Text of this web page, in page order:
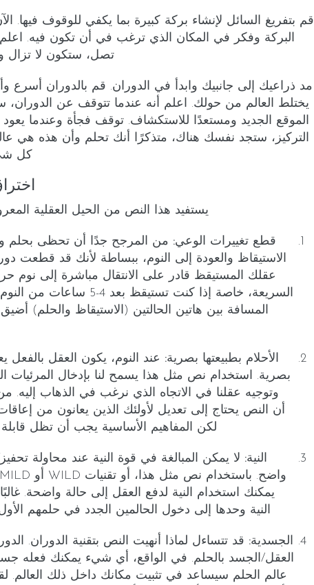
قم بتفريغ السائل لإنشاء بركة كبيرة بما يكفي للوقوف فيها.
البركة وفكر في المكان الذي ترغب في أن تكون فيه. اعلم
تصل، ستكون لا تزال
مد ذراعيك إلى جانبيك وابدأ في الدوران. قم بالدوران أسرع
يختلط العالم من حولك. اعلم أنه عندما تتوقف عن
الموقع الجديد ومستعدًا للاستكشاف. توقف فجأة وعندما يعود
التركيز، ستجد نفسك هناك، متذكرًا أنك تحلم وأن هذه هي
كل
يستفيد هذا النص من الحيل العقلية
قطع تغييرات الوعي: من المرجح جدًا أن تحظى بحلم
الاستيقاظ والعودة إلى النوم، ببساطة لأنك قد قطعت
عقلك المستيقظ قادر على الانتقال مباشرة إلى نوم
السريعة، خاصة إذا كنت تستيقظ بعد 4-5
المسافة بين هاتين الحالتين (الاستيقاظ والحلم)
الأحلام بطبيعتها بصرية: عند النوم، يكون العقل بالفعل
بصرية. استخدام نص مثل هذا يسمح لنا بإدخال المرئيات
وتوجيه عقلنا في الاتجاه الذي نرغب في الذهاب إليه.
أن النص يحتاج إلى تعديل لأولئك الذين يعانون من
لكن المفاهيم الأساسية يجب أن تظل قابلة
النية: لا يمكن المبالغة في قوة النية عند محاولة
يمكنك استخدام النية لدفع العقل إلى حالة واضحة.
النية وحدها إلى دخول الحالمين الجدد في حلمهم
الجسدية: قد تتساءل لماذا أنهيت النص بتقنية الدوران.
العقل/الجسد بالحلم. في الواقع، أي شيء يمكنك فعله
عالم الحلم سيساعد في تثبيت مكانك داخل ذلك العالم.